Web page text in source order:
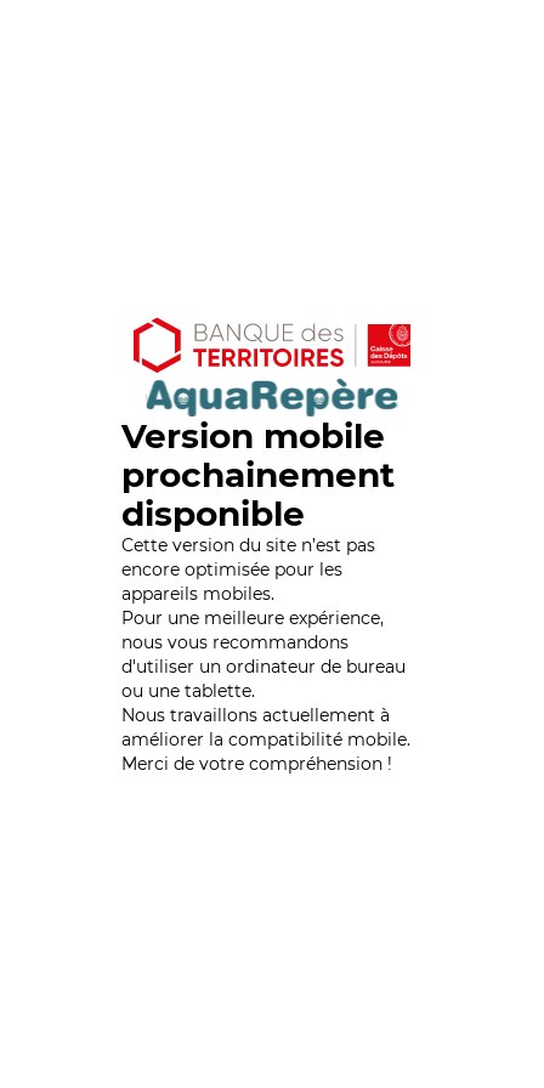
Version mobile
prochainement
disponible
Cette version du site n’est pas
encore optimisée pour les
appareils mobiles.
Pour une meilleure expérience,
nous vous recommandons
d'utiliser un ordinateur de bureau
ou une tablette.
Nous travaillons actuellement à
améliorer la compatibilité mobile.
Merci de votre compréhension !